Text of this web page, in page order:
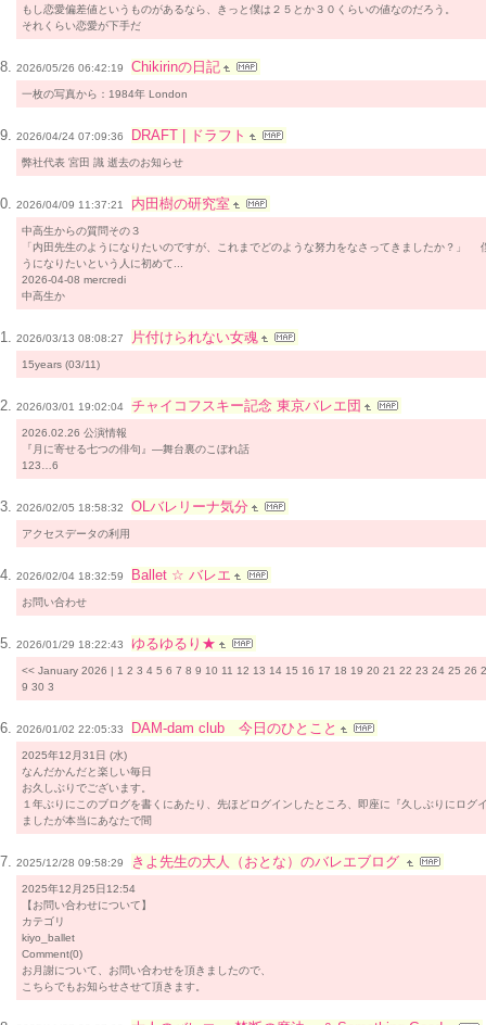
もし恋愛偏差値というものがあるなら、きっと僕は２５とか３０くらいの値なのだろう。
それくらい恋愛が下手だ
2026/05/26 06:42:19 Chikirinの日記
一枚の写真から：1984年 London
2026/04/24 07:09:36 DRAFT | ドラフト
弊社代表 宮⽥ 識 逝去のお知らせ
2026/04/09 11:37:21 内田樹の研究室
中高生からの質問その３
「内田先生のようになりたいのですが、これまでどのような努力をなさってきましたか？」
うになりたいという人に初めて...
2026-04-08 mercredi
中高生か
2026/03/13 08:08:27 片付けられない女魂
15years (03/11)
2026/03/01 19:02:04 チャイコフスキー記念 東京バレエ団
2026.02.26 公演情報
『月に寄せる七つの俳句』―舞台裏のこぼれ話
123…6
2026/02/05 18:58:32 OLバレリーナ気分
アクセスデータの利用
2026/02/04 18:32:59 Ballet ☆ バレエ
お問い合わせ
2026/01/29 18:22:43 ゆるゆるり★
<< January 2026 | 1 2 3 4 5 6 7 8 9 10 11 12 13 14 15 16 17 18 19 20 21 22 23 24 25 26
9 30 3
2026/01/02 22:05:33 DAM-dam club 今日のひとこと
2025年12月31日 (水)
なんだかんだと楽しい毎日
お久しぶりでございます。
１年ぶりにこのブログを書くにあたり、先ほどログインしたところ、即座に『久しぶりにログ
ましたが本当にあなたで間
2025/12/28 09:58:29 きよ先生の大人（おとな）のバレエブログ
2025年12月25日12:54
【お問い合わせについて】
カテゴリ
kiyo_ballet
Comment(0)
お月謝について、お問い合わせを頂きましたので、
こちらでもお知らせさせて頂きます。